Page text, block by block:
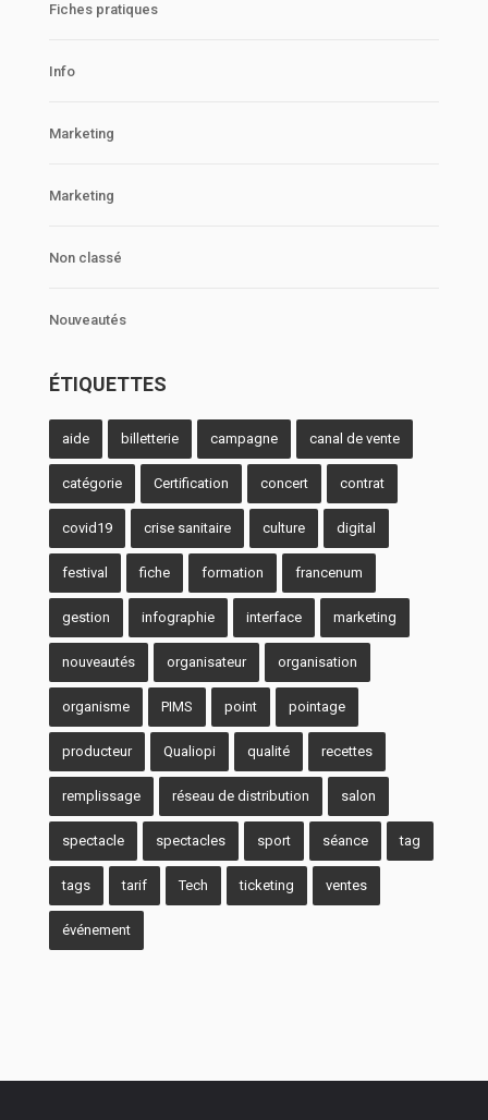
Fiches pratiques
Info
Marketing
Marketing
Non classé
Nouveautés
ÉTIQUETTES
aide billetterie campagne canal de vente
catégorie Certification concert contrat
covid19 crise sanitaire culture digital
festival fiche formation francenum
gestion infographie interface marketing
nouveautés organisateur organisation
organisme PIMS point pointage
producteur Qualiopi qualité recettes
remplissage réseau de distribution salon
spectacle spectacles sport séance tag
tags tarif Tech ticketing ventes
événement